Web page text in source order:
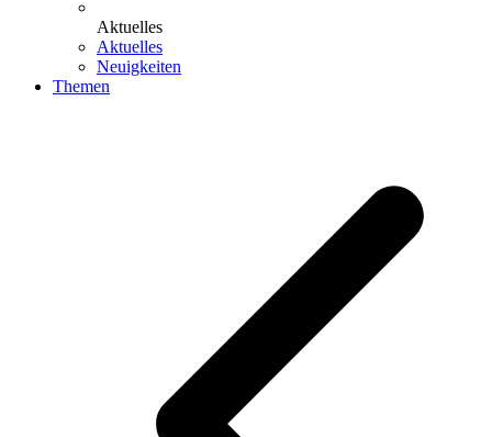
Aktuelles
Aktuelles
Neuigkeiten
Themen